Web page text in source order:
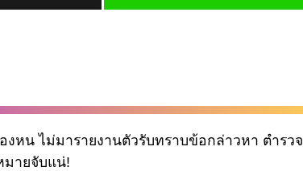
หน ไม่มารายงานตัวรับทราบข้อกล่าวหา ตำรวจ
มายจับแน่!